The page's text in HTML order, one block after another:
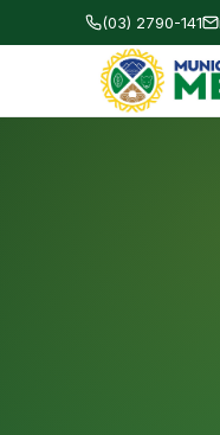
(03) 2790-141
Gobierno